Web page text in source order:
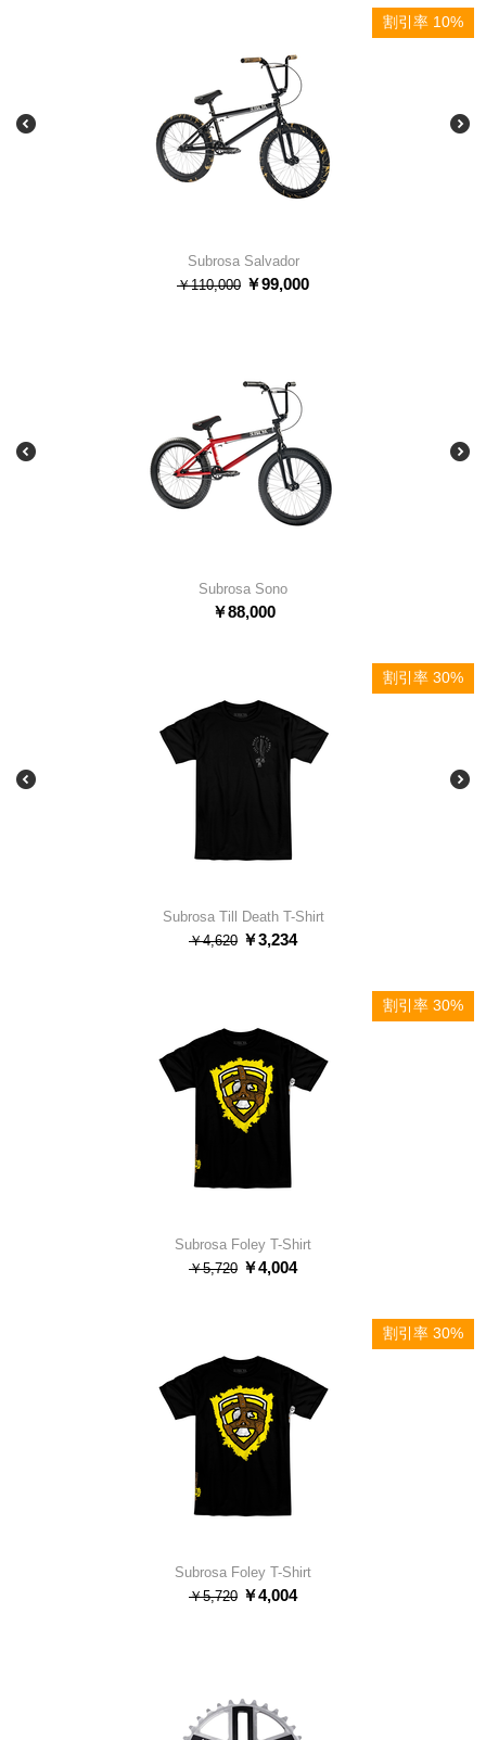
割引率 10%
Subrosa Salvador
￥110,000 ￥99,000
Subrosa Sono
￥88,000
割引率 30%
Subrosa Till Death T-Shirt
￥4,620 ￥3,234
割引率 30%
Subrosa Foley T-Shirt
￥5,720 ￥4,004
割引率 30%
Subrosa Foley T-Shirt
￥5,720 ￥4,004